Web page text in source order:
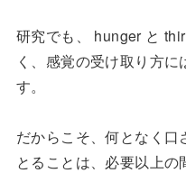
研究でも、 hunger と
く、感覚の受け取り方
す。
だからこそ、何となく
とることは、必要以上の